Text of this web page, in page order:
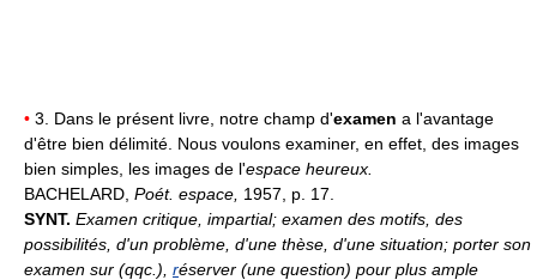
• 3. Dans le présent livre, notre champ d'examen a l'avantage
d'être bien délimité. Nous voulons examiner, en effet, des images
bien simples, les images de l'espace heureux.
BACHELARD, Poét. espace, 1957, p. 17.
SYNT. Examen critique, impartial; examen des motifs, des
possibilités, d'un problème, d'une thèse, d'une situation; porter son
examen sur (qqc.), réserver (une question) pour plus ample